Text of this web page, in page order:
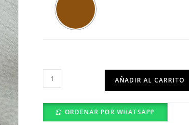
Arete
-
0301-
AÑADIR AL CARRITO
ORDENAR POR WHATSAPP